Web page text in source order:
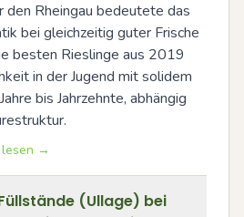
den Rheingau bedeutete das
bei gleichzeitig guter Frische
besten Rieslinge aus 2019
in der Jugend mit solidem
bis Jahrzehnte, abhängig
→
(Ullage) bei